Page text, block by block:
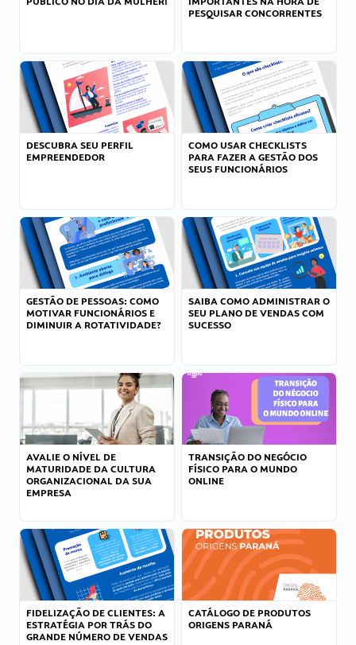
PESQUISAR CONCORRENTES
DESCUBRA SEU PERFIL
EMPREENDEDOR
COMO USAR CHECKLISTS
PARA FAZER A GESTÃO DOS
SEUS FUNCIONÁRIOS
GESTÃO DE PESSOAS: COMO
MOTIVAR FUNCIONÁRIOS E
DIMINUIR A ROTATIVIDADE?
SAIBA COMO ADMINISTRAR O
SEU PLANO DE VENDAS COM
SUCESSO
AVALIE O NÍVEL DE
MATURIDADE DA CULTURA
ORGANIZACIONAL DA SUA
EMPRESA
TRANSIÇÃO DO NEGÓCIO
FÍSICO PARA O MUNDO
ONLINE
FIDELIZAÇÃO DE CLIENTES: A
ESTRATÉGIA POR TRÁS DO
GRANDE NÚMERO DE VENDAS
CATÁLOGO DE PRODUTOS
ORIGENS PARANÁ